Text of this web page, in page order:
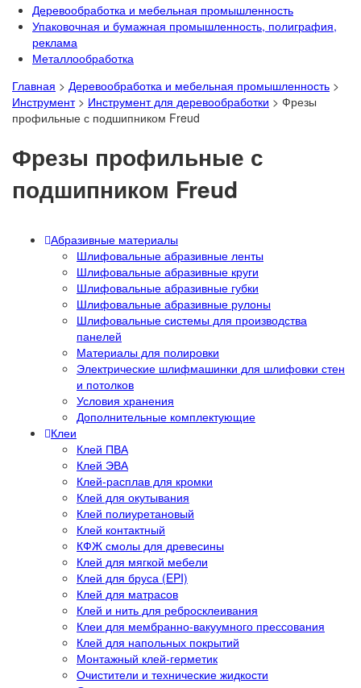
Деревообработка и мебельная промышленность
Упаковочная и бумажная промышленность, полиграфия,
реклама
Металлообработка
Главная > Деревообработка и мебельная промышленность >
Инструмент> Инструмент для деревообработки > Фрезы
профильные с подшипником Freud
Фрезы профильные с
подшипником Freud
Абразивные материалы
Шлифовальные абразивные ленты
Шлифовальные абразивные круги
Шлифовальные абразивные губки
Шлифовальные абразивные рулоны
Шлифовальные системы для производства
панелей
Материалы для полировки
Электрические шлифмашинки для шлифовки стен
и потолков
Условия хранения
Дополнительные комплектующие
Клеи
Клей ПВА
Клей ЭВА
Клей-расплав для кромки
Клей для окутывания
Клей полиуретановый
Клей контактный
КФЖ смолы для древесины
Клей для мягкой мебели
Клей для бруса (EPI)
Клей для матрасов
Клей и нить для ребросклеивания
Клеи для мембранно-вакуумного прессования
Клей для напольных покрытий
Монтажный клей-герметик
Очистители и технические жидкости